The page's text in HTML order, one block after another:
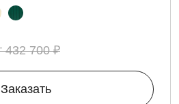
432 700 ₽
Заказать